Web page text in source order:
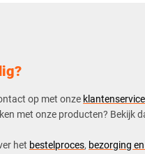
op met onze klantenservice
met onze producten? Bekijk
het bestelproces, bezorging